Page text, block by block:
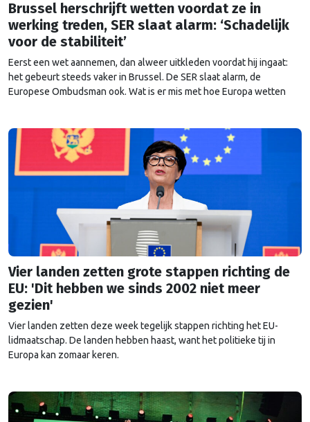
Brussel herschrijft wetten voordat ze in
werking treden, SER slaat alarm: ‘Schadelijk
voor de stabiliteit’
Eerst een wet aannemen, dan alweer uitkleden voordat hij ingaat:
het gebeurt steeds vaker in Brussel. De SER slaat alarm, de
Europese Ombudsman ook. Wat is er mis met hoe Europa wetten
Vier landen zetten grote stappen richting de
EU: 'Dit hebben we sinds 2002 niet meer
gezien'
Vier landen zetten deze week tegelijk stappen richting het EU-
lidmaatschap. De landen hebben haast, want het politieke tij in
Europa kan zomaar keren.